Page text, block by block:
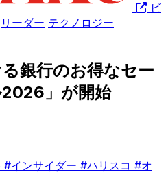
ビ
リーダー テクノロジー
銀行のお得なセー
」が開始
#インサイダー #ハリスコ #オ